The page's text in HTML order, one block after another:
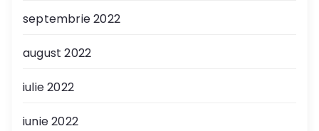
septembrie 2022
august 2022
iulie 2022
iunie 2022